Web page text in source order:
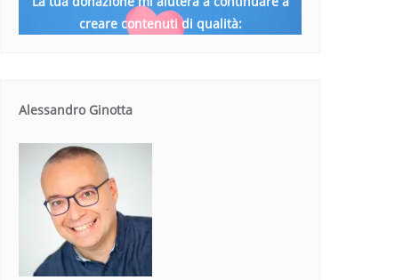
creare contenuti di qualità:
Alessandro Ginotta